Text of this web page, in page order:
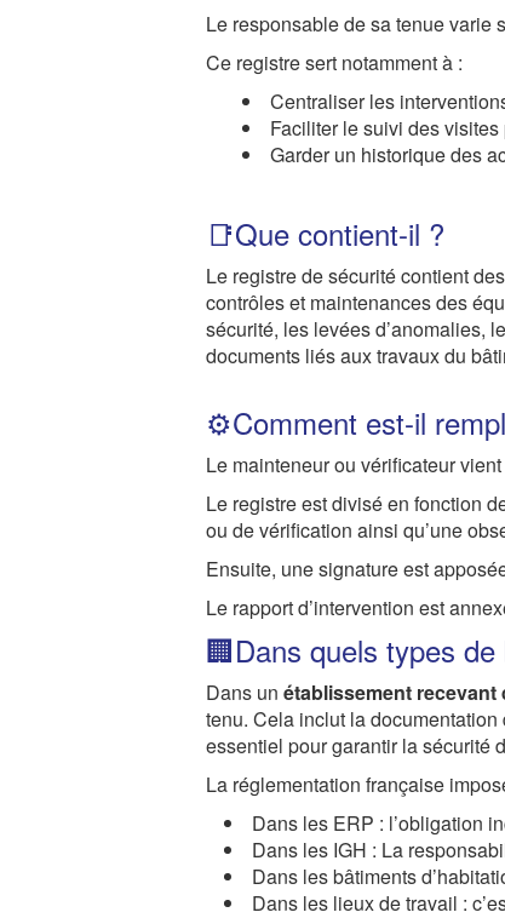
Le responsable de sa tenue varie
Ce registre sert notamment à :
Centraliser les
Faciliter le suivi des
Garder un historique des
📑Que contient-il ?
Le registre de sécurité contient
contrôles et maintenances des
sécurité, les levées d’anomalies,
documents liés aux travaux du
⚙️Comment est-il
Le mainteneur ou vérificateur
Le registre est divisé en fonction
ou de vérification ainsi qu’une
Ensuite, une signature est
Le rapport d’intervention est
🏢Dans quels types
Dans un établissement recevant
tenu. Cela inclut la documentation
essentiel pour garantir la sécurité
La réglementation française
Dans les ERP : l’obligation
Dans les IGH : La
Dans les bâtiments
Dans les lieux de travail :